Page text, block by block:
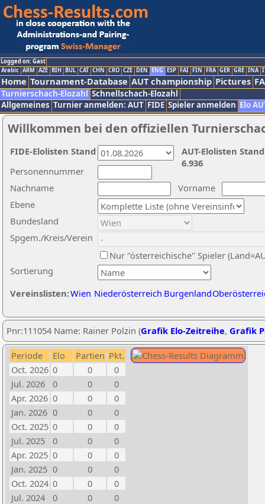
Logged on: Gast
Arabic ARM AZE BIH BUL CAT CHN CRO CZE DEN ENG ESP FAI FIN FRA GER GRE INA
Home Tournament-Database AUT championship Pictures
Turnierschach-Elozahl Schnellschach-Elozahl
Allgemeines Turnier anmelden: AUT FIDE Spieler anmelden Elo
Willkommen bei den offiziellen
Nachname
Vorname
Ebene
Sortierung
Personennummer
Bundesland
Spgem./Kreis/Verein
Nur "österreichische" Spieler
Vereinslisten:Wien Niederösterreich Burgenland
AUT-Elolisten
6.936
FIDE-Elolisten Stand
Pnr:111054 Name: Rainer Polzin (Grafik Elo-Zeitreihe, Grafik
Periode Elo Partien Pkt.
Oct. 2026 0 0
0
Jul. 2026
0 0
0
Apr. 2026 0 0
0
Jan. 2026 0 0
0
Oct. 2025 0 0
0
Jul. 2025
0 0
0
Apr. 2025 0 0
0
Jan. 2025 0 0
0
Oct. 2024 0 0
0
Jul. 2024
0 0
0